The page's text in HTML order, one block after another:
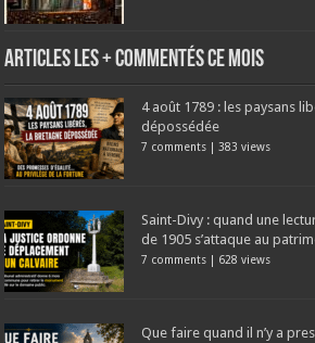
Articles les + commentés ce mois
4 août 1789 : les paysans
dépossédée
7 comments | 383 views
Saint-Divy : quand une
de 1905 s’attaque au
7 comments | 628 views
Que faire quand il n’y a